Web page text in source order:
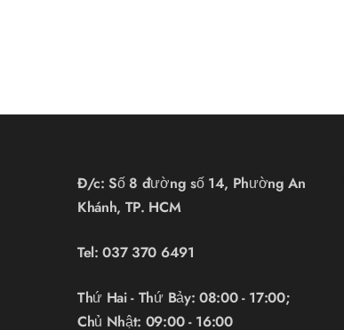
Đ/c: Số 8 đường số 14, Phường An
Khánh, TP. HCM
Tel:037 370 6491
Thứ Hai - Thứ Bảy: 08:00 - 17:00;
Chủ Nhật: 09:00 - 16:00